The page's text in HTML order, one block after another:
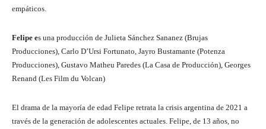
empáticos.
Felipe es una producción de Julieta Sánchez Sananez (Brujas
Producciones), Carlo D’Ursi Fortunato, Jayro Bustamante (Potenza
Producciones), Gustavo Matheu Paredes (La Casa de Producción), Georges
Renand (Les Film du Volcan)
El drama de la mayoría de edad Felipe retrata la crisis argentina de 2021 a
través de la generación de adolescentes actuales. Felipe, de 13 años, no